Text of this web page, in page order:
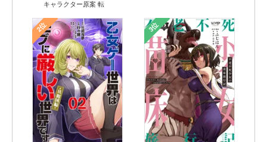
キャラクター原案 転
2位 3位